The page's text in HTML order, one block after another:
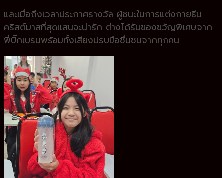
และเมื่อถึงเวลาประกาศรางวัล ผู้ชนะในการแต่งกายธีม
คริสต์มาสที่สุดแสนจะน่ารัก ต่างได้รับของขวัญพิเศษจาก
พี่บิ๊กเบรนพร้อมทั้งเสียงปรบมือชื่นชมจากทุกคน